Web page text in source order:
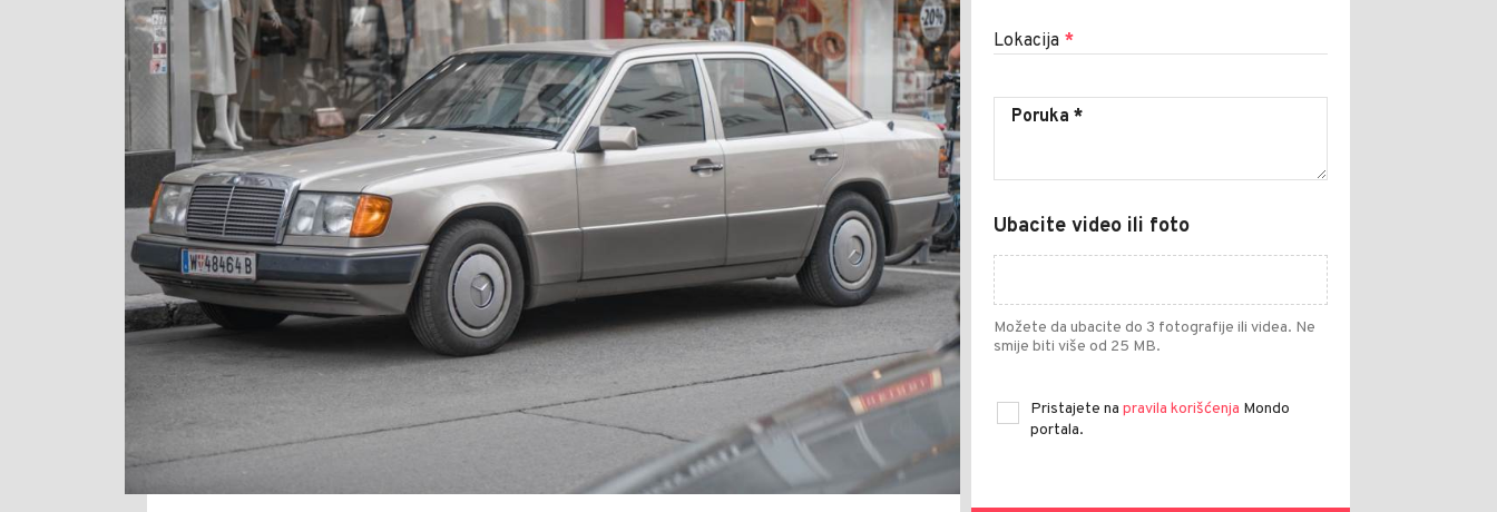
Lokacija *
Ubacite video ili foto
Možete da ubacite do 3 fotografije ili videa. Ne
smije biti više od 25 MB.
Pristajete na pravila korišćenja Mondo
portala.